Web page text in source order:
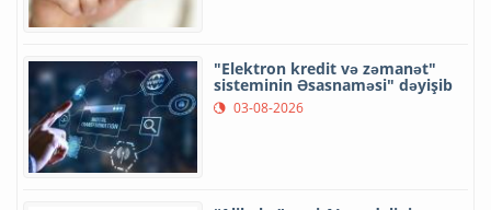
"Elektron kredit və zəmanət"
sisteminin Əsasnaməsi" dəyişib
03-08-2026